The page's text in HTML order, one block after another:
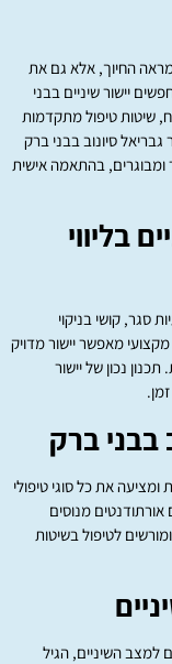
מראה החיוך, אלא גם את
יישור שיניים בבני
שיטות טיפול מתקדמות
סיונוב בבני ברק
ומבוגרים, בהתאמה אישית
בליווי
סגר, קושי בניקוי
מאפשר יישור מדויק
נכון של יישור
בבני ברק
את כל סוגי טיפולי
מנוסים
בעלי ניסיון של למעלה מ-15 שנים, ומורשים לטיפול בשיטות
למצב השיניים, הגיל